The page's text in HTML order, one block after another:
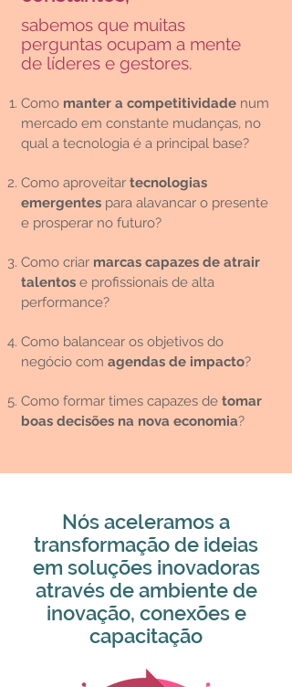
sabemos que muitas
perguntas ocupam a mente
de líderes e gestores.
Como manter a competitividade num
mercado em constante mudanças, no
qual a tecnologia é a principal base?
Como aproveitar tecnologias
emergentes para alavancar o presente
e prosperar no futuro?
Como criar marcas capazes de atrair
talentos e profissionais de alta
performance?
Como balancear os objetivos do
negócio com agendas de impacto?
Como formar times capazes de tomar
boas decisões na nova economia?
Nós aceleramos a
transformação de ideias
em soluções inovadoras
através de ambiente de
inovação, conexões e
capacitação